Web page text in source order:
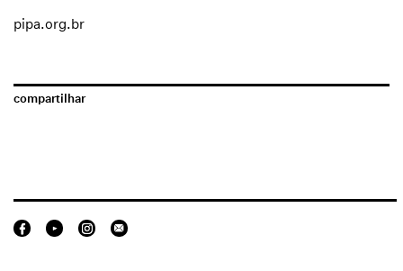
pipa.org.br
compartilhar